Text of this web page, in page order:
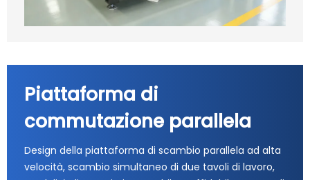
Piattaforma di
commutazione parallela
Design della piattaforma di scambio parallela ad alta
velocità, scambio simultaneo di due tavoli di lavoro,